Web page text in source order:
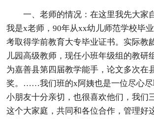
一、老师的情况：在这里我先大家
我是x老师，90年从xx幼儿师范学校毕
考取得学前教育大专毕业证书。实际教
儿园高级教师，现任小班年级组的教研
为嘉善县第四届教学能手，论文多次在
奖。……我们班的x阿姨也是一位尽心尽
小朋友十分亲切，也很喜欢他们，我们
这个大家庭，共同和各位合作，管理好